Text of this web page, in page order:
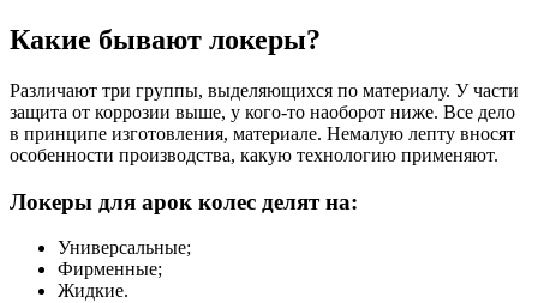
Какие бывают локеры?
Различают три группы, выделяющихся по материалу. У части
защита от коррозии выше, у кого-то наоборот ниже. Все дело
в принципе изготовления, материале. Немалую лепту вносят
особенности производства, какую технологию применяют.
Локеры для арок колес делят на:
Универсальные;
Фирменные;
Жидкие.